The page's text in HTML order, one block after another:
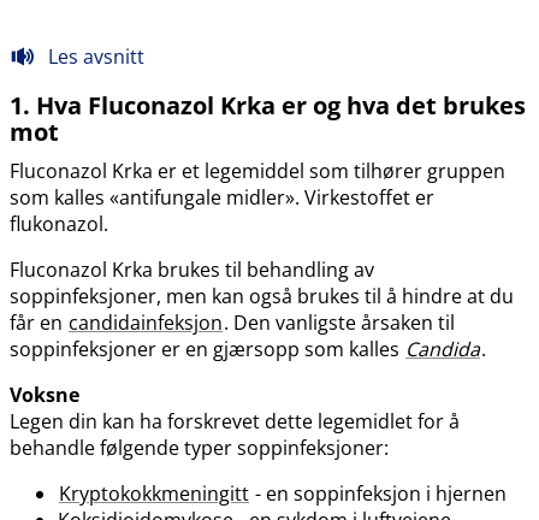
Les avsnitt
1. Hva Fluconazol Krka er og hva det brukes
mot
Fluconazol Krka er et legemiddel som tilhører gruppen
som kalles «antifungale midler». Virkestoffet er
flukonazol.
Fluconazol Krka brukes til behandling av
soppinfeksjoner, men kan også brukes til å hindre at du
får en candidainfeksjon. Den vanligste årsaken til
soppinfeksjoner er en gjærsopp som kalles Candida.
Voksne
Legen din kan ha forskrevet dette legemidlet for å
behandle følgende typer soppinfeksjoner:
Kryptokokkmeningitt - en soppinfeksjon i hjernen